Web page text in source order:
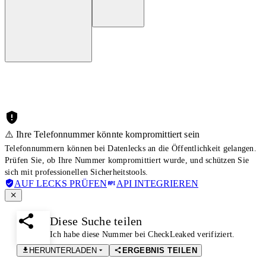
⚠️ Ihre Telefonnummer könnte kompromittiert sein
Telefonnummern können bei Datenlecks an die Öffentlichkeit gelangen.
Prüfen Sie, ob Ihre Nummer kompromittiert wurde, und schützen Sie
sich mit professionellen Sicherheitstools.
AUF LECKS PRÜFEN API INTEGRIEREN
Diese Suche teilen
Ich habe diese Nummer bei CheckLeaked verifiziert.
HERUNTERLADEN
ERGEBNIS TEILEN